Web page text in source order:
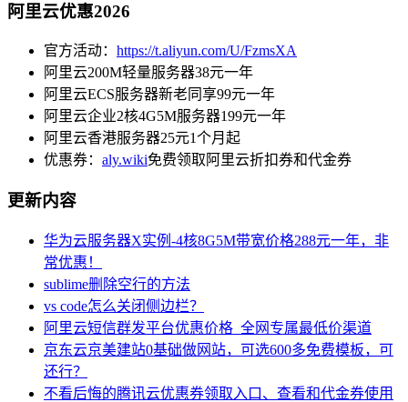
阿里云优惠2026
官方活动： https://t.aliyun.com/U/FzmsXA
阿里云200M轻量服务器38元一年
阿里云ECS服务器新老同享99元一年
阿里云企业2核4G5M服务器199元一年
阿里云香港服务器25元1个月起
优惠券： aly.wiki免费领取阿里云折扣券和代金券
更新内容
华为云服务器X实例-4核8G5M带宽价格288元一年，非
常优惠！
sublime删除空行的方法
vs code怎么关闭侧边栏？
阿里云短信群发平台优惠价格_全网专属最低价渠道
京东云京美建站0基础做网站，可选600多免费模板，可
还行？
不看后悔的腾讯云优惠券领取入口、查看和代金券使用